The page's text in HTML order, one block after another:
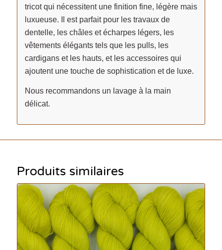
tricot qui nécessitent une finition fine, légère mais
luxueuse. Il est parfait pour les travaux de
dentelle, les châles et écharpes légers, les
vêtements élégants tels que les pulls, les
cardigans et les hauts, et les accessoires qui
ajoutent une touche de sophistication et de luxe.
Nous recommandons un lavage à la main
délicat.
Produits similaires